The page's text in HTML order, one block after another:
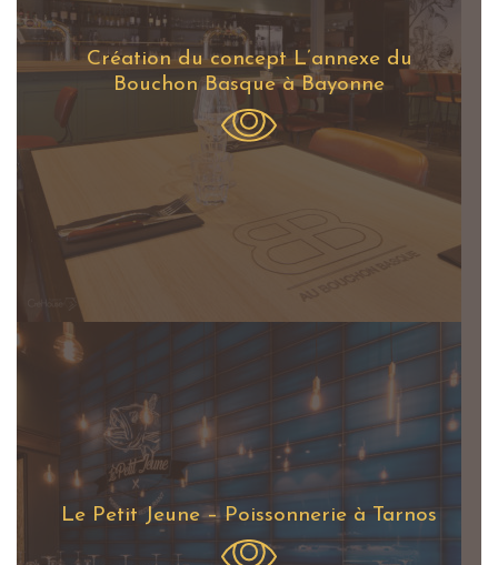
Création du concept L’annexe du
Bouchon Basque à Bayonne
Le Petit Jeune – Poissonnerie à Tarnos